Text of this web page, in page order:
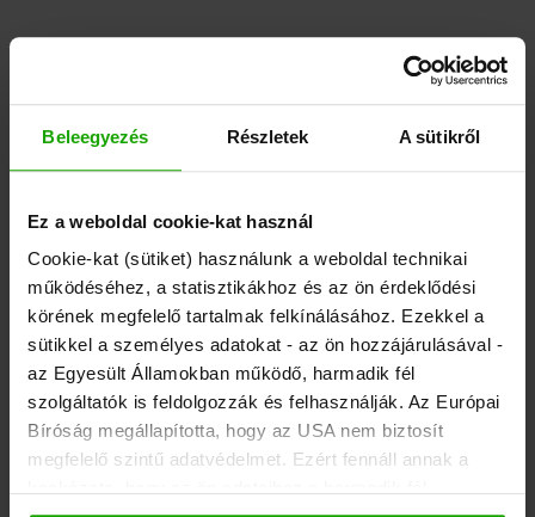
Beleegyezés Részletek A sütikről
Ez a weboldal cookie-kat használ
Cookie-kat (sütiket) használunk a weboldal technikai
működéséhez, a statisztikákhoz és az ön érdeklődési
körének megfelelő tartalmak felkínálásához. Ezekkel a
sütikkel a személyes adatokat - az ön hozzájárulásával -
az Egyesült Államokban működő, harmadik fél
szolgáltatók is feldolgozzák és felhasználják. Az Európai
Bíróság megállapította, hogy az USA nem biztosít
megfelelő szintű adatvédelmet. Ezért fennáll annak a